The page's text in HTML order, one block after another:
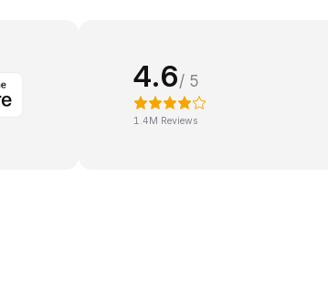
4.6/ 5
1.4M Reviews